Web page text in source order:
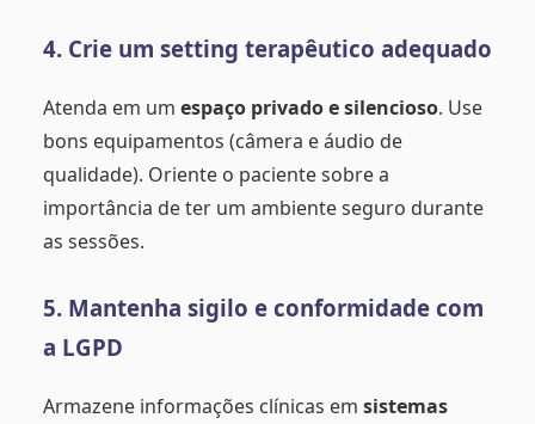
4. Crie um setting terapêutico adequado
Atenda em um espaço privado e silencioso. Use
bons equipamentos (câmera e áudio de
qualidade). Oriente o paciente sobre a
importância de ter um ambiente seguro durante
as sessões.
5. Mantenha sigilo e conformidade com
a LGPD
Armazene informações clínicas em sistemas